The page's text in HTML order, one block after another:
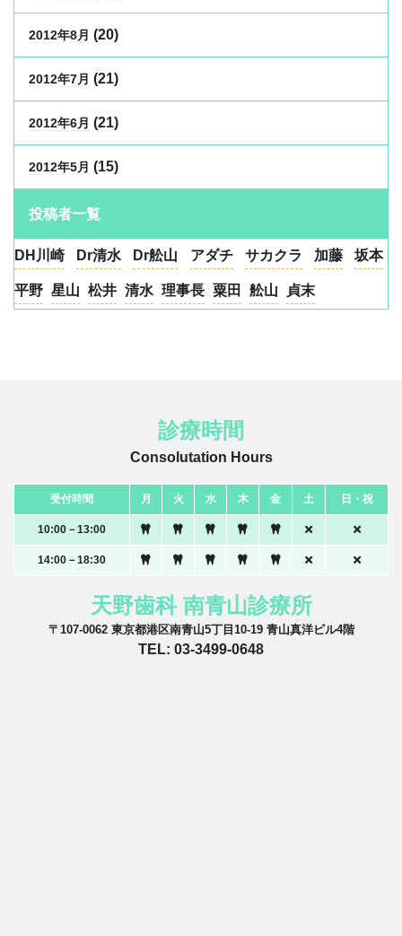
2012年8月 (20)
2012年7月 (21)
2012年6月 (21)
2012年5月 (15)
投稿者一覧
DH川崎 Dr清水 Dr舩山 アダチ サカクラ 加藤 坂本
平野 星山 松井 清水 理事長 粟田 舩山 貞末
診療時間
Consolutation Hours
受付時間 月 火 水 木 金 土 日・祝
10:00－13:00
14:00－18:30
天野歯科 南青山診療所
〒107-0062 東京都港区南青山5丁目10-19 青山真洋ビル4階
TEL: 03-3499-0648